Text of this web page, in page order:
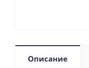
Описание